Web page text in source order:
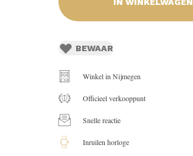
BEWAAR
Winkel in Nijmegen
Officieel verkooppunt
Snelle reactie
Inruilen horloge